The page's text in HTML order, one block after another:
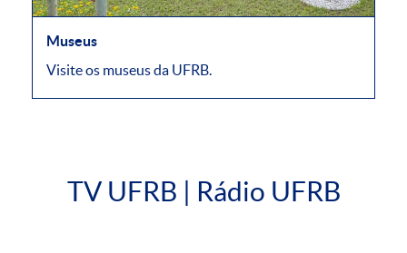
Museus
Visite os museus da UFRB.
TV UFRB | Rádio UFRB